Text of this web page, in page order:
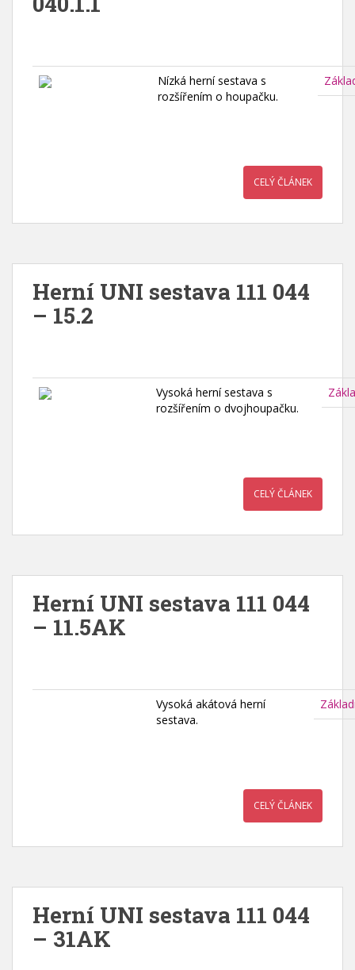
Nízká herní sestava s
rozšířením o houpačku.
CELÝ ČLÁNEK
Herní UNI sestava 111 044
– 15.2
Vysoká herní sestava s
rozšířením o dvojhoupačku.
CELÝ ČLÁNEK
Herní UNI sestava 111 044
– 11.5AK
Vysoká akátová herní
sestava.
CELÝ ČLÁNEK
Herní UNI sestava 111 044
– 31AK